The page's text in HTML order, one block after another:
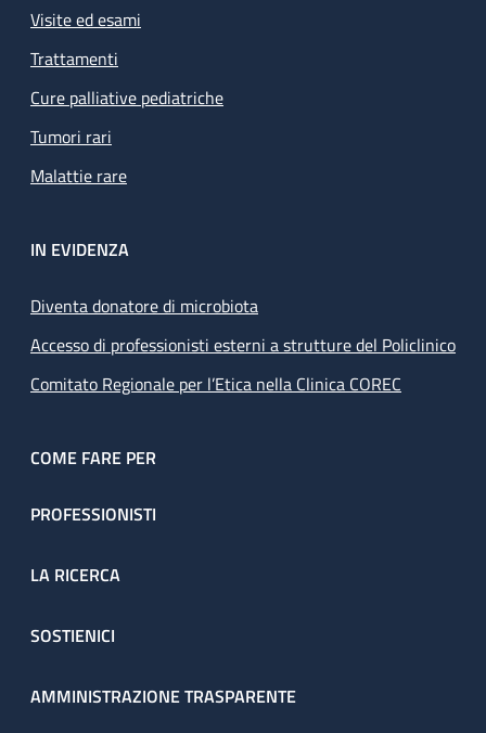
Visite ed esami
Trattamenti
Cure palliative pediatriche
Tumori rari
Malattie rare
IN EVIDENZA
Diventa donatore di microbiota
Accesso di professionisti esterni a strutture del Policlinico
Comitato Regionale per l’Etica nella Clinica COREC
COME FARE PER
PROFESSIONISTI
LA RICERCA
SOSTIENICI
AMMINISTRAZIONE TRASPARENTE